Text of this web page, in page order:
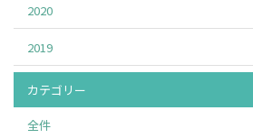
2020
2019
カテゴリー
全件